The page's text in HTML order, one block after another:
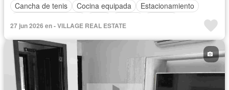
Cancha de tenis
Cocina equipada
Estacionamiento
Vista panorámica
27 jun 2026 en - VILLAGE REAL ESTATE